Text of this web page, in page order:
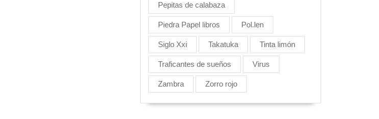
Pepitas de calabaza
Piedra Papel libros Pol.len
Siglo Xxi Takatuka Tinta limón
Traficantes de sueños Virus
Zambra Zorro rojo